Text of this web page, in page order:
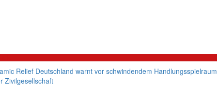
Relief Deutschland warnt vor schwindendem Handlungsspielraum
Zivilgesellschaft